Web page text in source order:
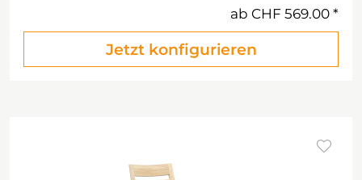
ab CHF 569.00
Jetzt konfigurieren